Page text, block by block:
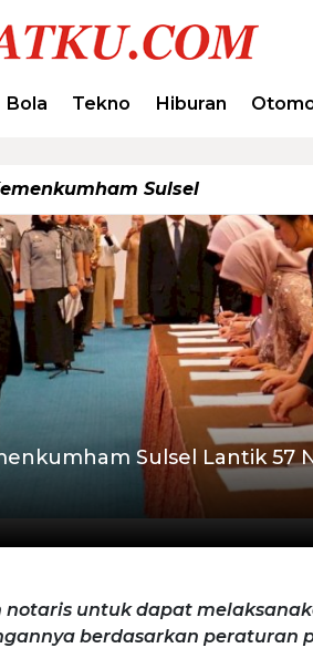
Bola Tekno Hiburan
Sulsel
Sulsel Lantik 57
notaris untuk dapat
berdasarkan peraturan